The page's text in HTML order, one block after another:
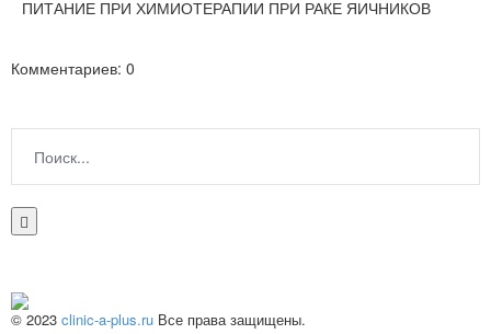
ПИТАНИЕ ПРИ ХИМИОТЕРАПИИ ПРИ РАКЕ ЯИЧНИКОВ
Комментариев: 0
© 2023 clinic-a-plus.ru Все права защищены.